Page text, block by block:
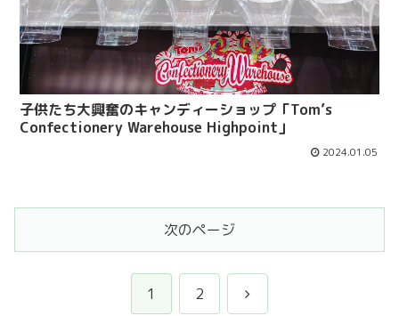
子供たち大興奮のキャンディーショップ「Tom’s
Confectionery Warehouse Highpoint」
2024.01.05
次のページ
1 2
次